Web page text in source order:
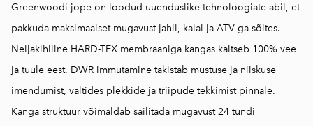
Greenwoodi jope on loodud uuenduslike tehnoloogiate abil, et
pakkuda maksimaalset mugavust jahil, kalal ja ATV-ga sõites.
Neljakihiline HARD-TEX membraaniga kangas kaitseb 100% vee
ja tuule eest. DWR immutamine takistab mustuse ja niiskuse
imendumist, vältides plekkide ja triipude tekkimist pinnale.
Kanga struktuur võimaldab säilitada mugavust 24 tundi